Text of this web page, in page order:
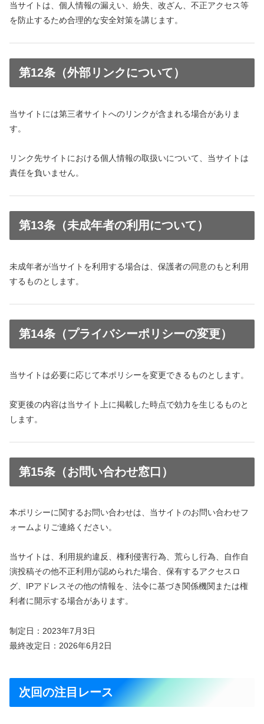
当サイトは、個人情報の漏えい、紛失、改ざん、不正アクセス等
を防止するため合理的な安全対策を講じます。
第12条（外部リンクについて）
当サイトには第三者サイトへのリンクが含まれる場合がありま
す。
リンク先サイトにおける個人情報の取扱いについて、当サイトは
責任を負いません。
第13条（未成年者の利用について）
未成年者が当サイトを利用する場合は、保護者の同意のもと利用
するものとします。
第14条（プライバシーポリシーの変更）
当サイトは必要に応じて本ポリシーを変更できるものとします。
変更後の内容は当サイト上に掲載した時点で効力を生じるものと
します。
第15条（お問い合わせ窓口）
本ポリシーに関するお問い合わせは、当サイトのお問い合わせフ
ォームよりご連絡ください。
当サイトは、利用規約違反、権利侵害行為、荒らし行為、自作自
演投稿その他不正利用が認められた場合、保有するアクセスロ
グ、IPアドレスその他の情報を、法令に基づき関係機関または権
利者に開示する場合があります。
制定日：2023年7月3日
最終改定日：2026年6月2日
次回の注目レース